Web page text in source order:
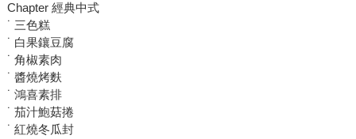
Chapter 經典中式
˙ 三色糕
˙ 白果鑲豆腐
˙ 角椒素肉
˙ 醬燒烤麩
˙ 鴻喜素排
˙ 茄汁鮑菇捲
˙ 紅燒冬瓜封